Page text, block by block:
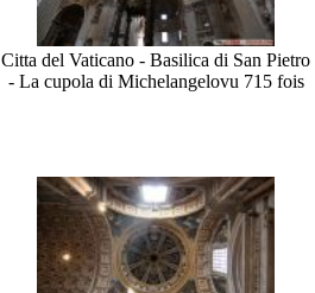
Citta del Vaticano - Basilica di San Pietro
- La cupola di Michelangelovu 715 fois